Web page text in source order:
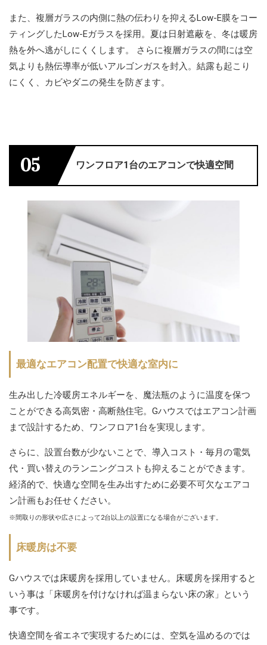
また、複層ガラスの内側に熱の伝わりを抑えるLow-E膜をコー
ティングしたLow-Eガラスを採用。夏は日射遮蔽を、冬は暖房
熱を外へ逃がしにくくします。 さらに複層ガラスの間には空
気よりも熱伝導率が低いアルゴンガスを封入。結露も起こり
にくく、カビやダニの発生を防ぎます。
05 ワンフロア1台のエアコンで快適空間
最適なエアコン配置で快適な室内に
生み出した冷暖房エネルギーを、魔法瓶のように温度を保つ
ことができる高気密・高断熱住宅。Gハウスではエアコン計画
まで設計するため、ワンフロア1台を実現します。
さらに、設置台数が少ないことで、導入コスト・毎月の電気
代・買い替えのランニングコストも抑えることができます。
経済的で、快適な空間を生み出すために必要不可欠なエアコ
ン計画もお任せください。
※間取りの形状や広さによって2台以上の設置になる場合がございます。
床暖房は不要
Gハウスでは床暖房を採用していません。床暖房を採用すると
いう事は「床暖房を付けなければ温まらない床の家」という
事です。
快適空間を省エネで実現するためには、空気を温めるのでは